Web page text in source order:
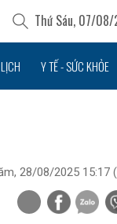
Thứ Sáu, 07/
Y TẾ - SỨC KHỎE
28/08/2025 15:17